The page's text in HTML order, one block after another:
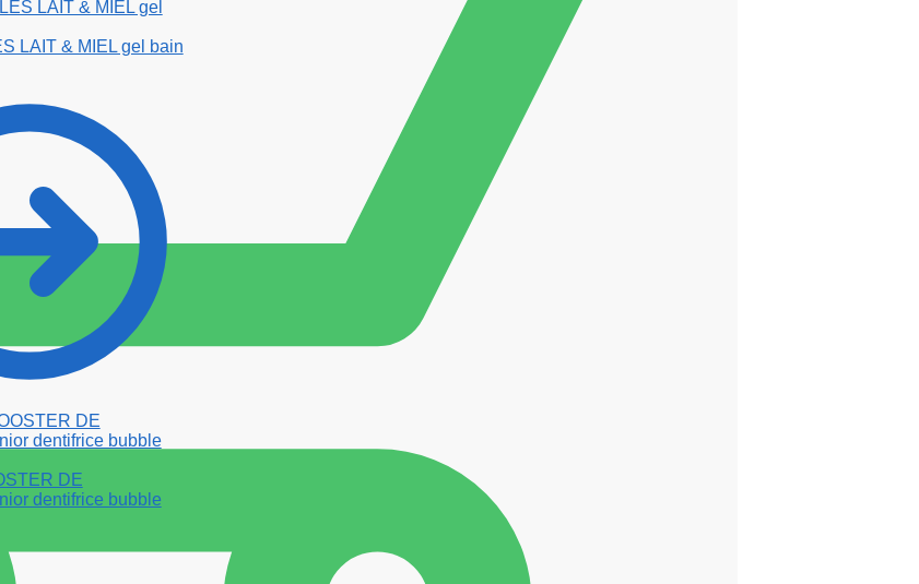
LAIT & MIEL gel bain
DE
dentifrice bubble